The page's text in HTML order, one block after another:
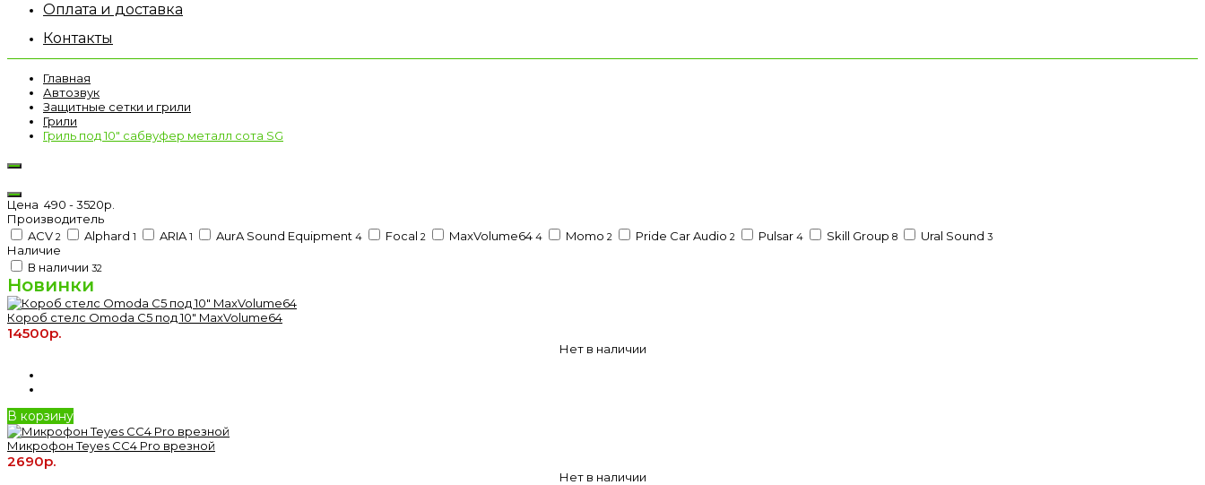
Оплата и доставка
Контакты
Главная
Автозвук
Защитные сетки и грили
Грили
Гриль под 10" сабвуфер металл сота SG
Цена 490 -3520р.
Производитель
ACV 2 Alphard 1 ARIA 1 AurA Sound Equipment 4 Focal 2 MaxVolume64 4 Momo 2 Pride Car Audio 2 Pulsar 4 Skill Group 8 Ural Sound 3
Наличие
В наличии 32
Новинки
Короб стелс Omoda C5 под 10" MaxVolume64
14500р.
Нет в наличии
В корзину
Микрофон Teyes CC4 Pro врезной
2690р.
Нет в наличии